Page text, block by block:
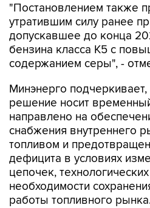
"Постановлением также
утратившим силу ранее
допускавшее до конца
бензина класса К5 с
содержанием серы", -
Минэнерго подчеркивает,
решение носит
направлено на
снабжения внутреннего
топливом и
дефицита в условиях
цепочек,
необходимости
работы топливного